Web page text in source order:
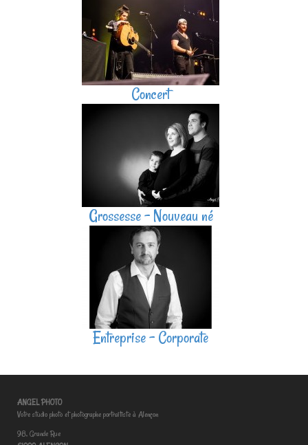
Concert
Grossesse - Nouveau né
Entreprise - Corporate
ANGEL PHOTO
Votre studio photo et photographe portraitiste à Alençon
98, Grande Rue